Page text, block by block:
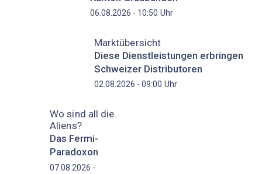
06.08.2026 - 10:50 Uhr
Marktübersicht
Diese Dienstleistungen erbringen
Schweizer Distributoren
02.08.2026 - 09:00 Uhr
Wo sind all die
Aliens?
Das Fermi-
Paradoxon
07.08.2026 -